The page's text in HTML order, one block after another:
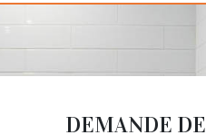
DEMANDE